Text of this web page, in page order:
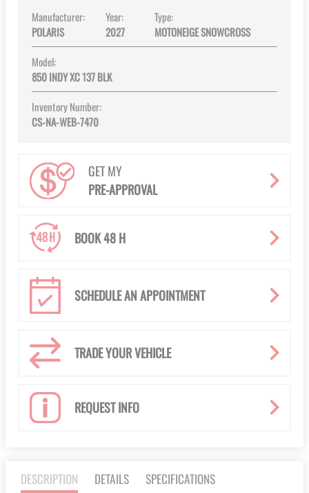
Manufacturer:
POLARIS
Year:
2027
Type:
MOTONEIGE SNOWCROSS
Model:
850 INDY XC 137 BLK
Inventory Number:
CS-NA-WEB-7470
GET MY
PRE-APPROVAL
BOOK 48 H
SCHEDULE AN APPOINTMENT
TRADE YOUR VEHICLE
REQUEST INFO
DESCRIPTION DETAILS SPECIFICATIONS